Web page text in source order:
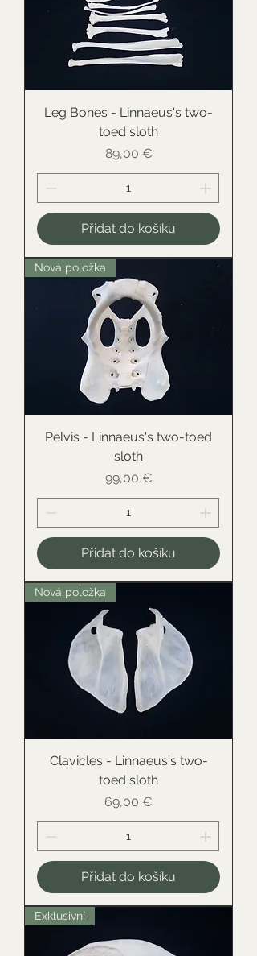
Leg Bones - Linnaeus's two-
toed sloth
Cena
89,00 €
Přidat do košíku
Nová položka
Pelvis - Linnaeus's two-toed
sloth
Cena
99,00 €
Přidat do košíku
Nová položka
Clavicles - Linnaeus's two-
toed sloth
Cena
69,00 €
Přidat do košíku
Exklusivní